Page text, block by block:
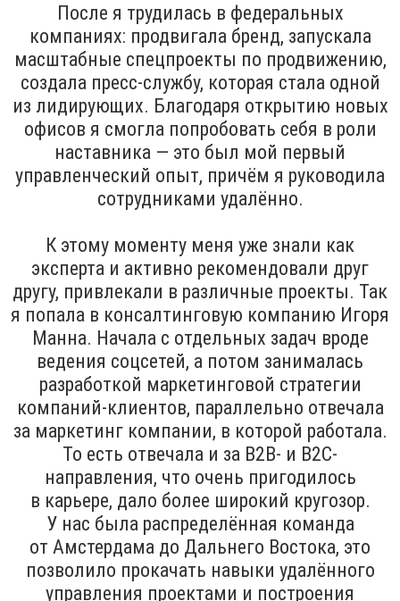
После я трудилась в федеральных
компаниях: продвигала бренд, запускала
масштабные спецпроекты по продвижению,
создала пресс-службу, которая стала одной
из лидирующих. Благодаря открытию новых
офисов я смогла попробовать себя в роли
наставника — это был мой первый
управленческий опыт, причём я руководила
сотрудниками удалённо.
К этому моменту меня уже знали как
эксперта и активно рекомендовали друг
другу, привлекали в различные проекты. Так
я попала в консалтинговую компанию Игоря
Манна. Начала с отдельных задач вроде
ведения соцсетей, а потом занималась
разработкой маркетинговой стратегии
компаний-клиентов, параллельно отвечала
за маркетинг компании, в которой работала.
То есть отвечала и за B2B- и B2C-
направления, что очень пригодилось
в карьере, дало более широкий кругозор.
У нас была распределённая команда
от Амстердама до Дальнего Востока, это
позволило прокачать навыки удалённого
управления проектами и построения